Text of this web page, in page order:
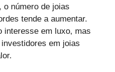
o número de joias
tende a aumentar.
interesse em luxo, mas
em joias